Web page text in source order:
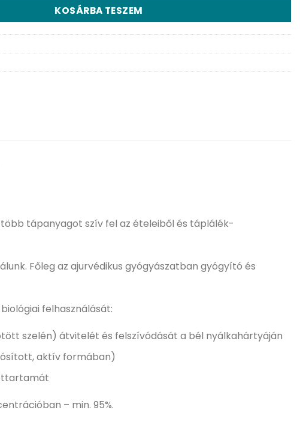
KOSÁRBA TESZEM
tápanyagot szív fel az ételeiből és táplálék-
Főleg az ajurvédikus gyógyászatban gyógyító és
felhasználását:
szelén) átvitelét és felszívódását a bél nyálkahártyáján
aktív formában)
– min. 95%.